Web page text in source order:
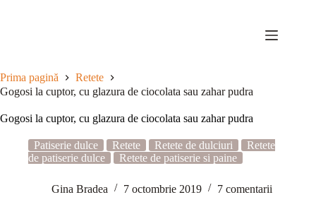
Prima pagină
Retete
Gogosi la cuptor, cu glazura de ciocolata sau zahar pudra
Gogosi la cuptor, cu glazura de ciocolata sau zahar pudra
Patiserie dulce Retete Retete de dulciuri
Retete
de patiserie dulce
Retete de patiserie si paine
Gina Bradea 7 octombrie 2019 7 comentarii